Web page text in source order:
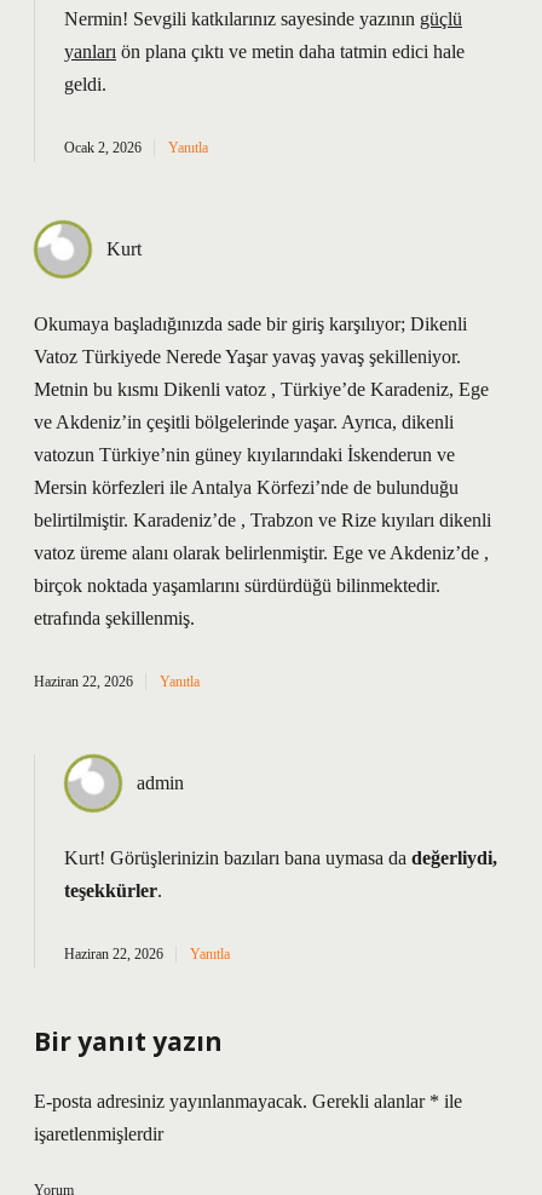
Nermin! Sevgili katkılarınız sayesinde yazının güçlü
yanları ön plana çıktı ve metin daha tatmin edici hale
geldi.
Ocak 2, 2026 Yanıtla
Kurt
Okumaya başladığınızda sade bir giriş karşılıyor; Dikenli
Vatoz Türkiyede Nerede Yaşar yavaş yavaş şekilleniyor.
Metnin bu kısmı Dikenli vatoz , Türkiye’de Karadeniz, Ege
ve Akdeniz’in çeşitli bölgelerinde yaşar. Ayrıca, dikenli
vatozun Türkiye’nin güney kıyılarındaki İskenderun ve
Mersin körfezleri ile Antalya Körfezi’nde de bulunduğu
belirtilmiştir. Karadeniz’de , Trabzon ve Rize kıyıları dikenli
vatoz üreme alanı olarak belirlenmiştir. Ege ve Akdeniz’de ,
birçok noktada yaşamlarını sürdürdüğü bilinmektedir.
etrafında şekillenmiş.
Haziran 22, 2026 Yanıtla
admin
Kurt! Görüşlerinizin bazıları bana uymasa da değerliydi,
teşekkürler.
Haziran 22, 2026 Yanıtla
Bir yanıt yazın
E-posta adresiniz yayınlanmayacak. Gerekli alanlar * ile
işaretlenmişlerdir
Yorum